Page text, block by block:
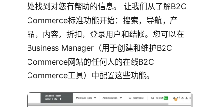
处找到对您有帮助的信息。
让我们从了解B2C
Commerce标准功能开始：搜索，导航，产
品，内容，折扣，登录用户和结帐。您可以在
Business Manager（用于创建和维护B2C
Commerce网站的任何人的在线B2C
Commerce工具）中配置这些功能。